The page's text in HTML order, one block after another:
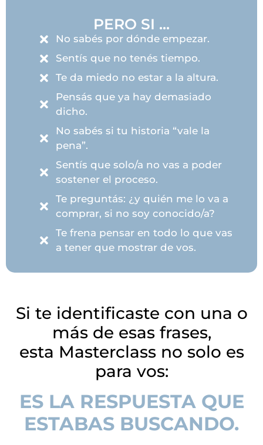
PERO SI ...
No sabés por dónde empezar.
Sentís que no tenés tiempo.
Te da miedo no estar a la altura.
Pensás que ya hay demasiado
dicho.
No sabés si tu historia “vale la
pena”.
Sentís que solo/a no vas a poder
sostener el proceso.
Te preguntás: ¿y quién me lo va a
comprar, si no soy conocido/a?
Te frena pensar en todo lo que vas
a tener que mostrar de vos.
Si te identificaste con una o
más de esas frases,
esta Masterclass no solo es
para vos:
ES LA RESPUESTA QUE
ESTABAS BUSCANDO.